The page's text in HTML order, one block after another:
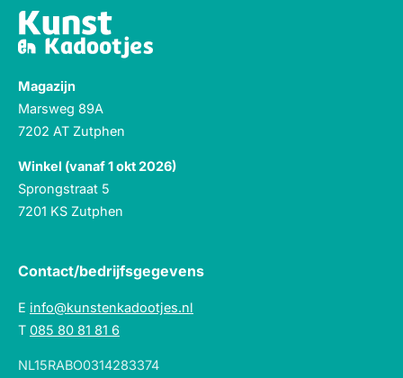
Magazijn
Marsweg 89A
7202 AT Zutphen
Winkel (vanaf 1 okt 2026)
Sprongstraat 5
7201 KS Zutphen
Contact/bedrijfsgegevens
E info@kunstenkadootjes.nl
T 085 80 81 81 6
NL15RABO0314283374